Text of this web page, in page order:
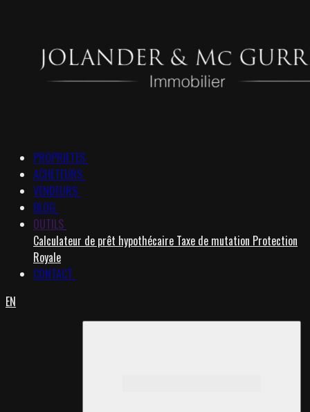
PROPRIETES
ACHETEURS
VENDEURS
BLOG
OUTILS
Calculateur de prêt hypothécaire Taxe de mutation Protection
Royale
CONTACT
EN